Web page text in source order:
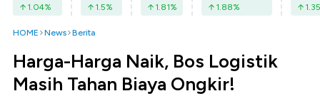
1.04% 1.5% 1.81% 1.88% 1.35
HOME News Berita
Harga-Harga Naik, Bos Logistik
Masih Tahan Biaya Ongkir!